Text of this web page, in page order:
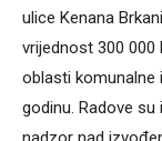
ulice Kenana
vrijednost 300 000
oblasti komunalne
godinu. Radove su